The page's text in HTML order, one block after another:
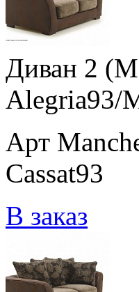
Диван 2
Alegria93/
Арт
Cassat93
В заказ